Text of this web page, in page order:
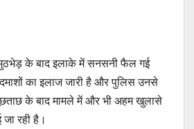
के बाद इलाके में सनसनी फैल गई
का इलाज जारी है और पुलिस उनसे
के बाद मामले में और भी अहम खुलासे
रही है।